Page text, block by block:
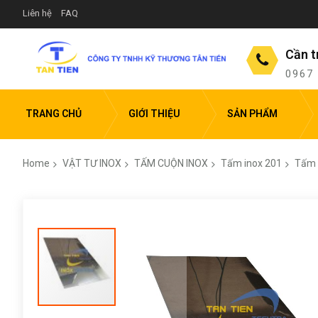
Liên hệ FAQ
Cần
0967
TRANG CHỦ GIỚI THIỆU SẢN PHẨM
Home VẬT TƯ INOX TẤM CUỘN INOX Tấm inox 201 Tấm